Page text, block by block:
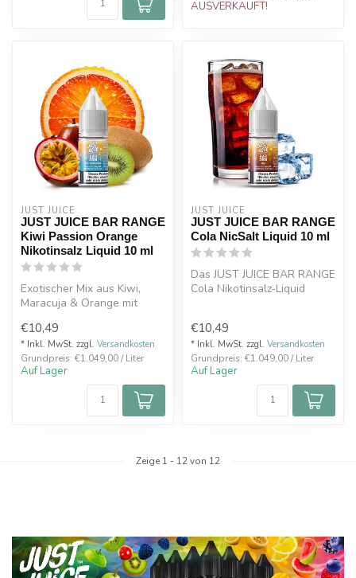
AUSVERKAUFT!
JUST JUICE
JUST JUICE BAR RANGE
Kiwi Passion Orange
Nikotinsalz Liquid 10 ml
Exotischer Mix aus Kiwi,
Maracuja & Orange mit
Geschmack...
€10,49
* Inkl. MwSt. zzgl. Versandkosten
Grundpreis: €1.049,00 / Liter
Auf Lager
JUST JUICE
JUST JUICE BAR RANGE
Cola NicSalt Liquid 10 ml
Das JUST JUICE BAR RANGE
Cola Nikotinsalz-Liquid
€10,49
* Inkl. MwSt. zzgl. Versandkosten
Grundpreis: €1.049,00 / Liter
Auf Lager
Zeige 1 - 12von 12